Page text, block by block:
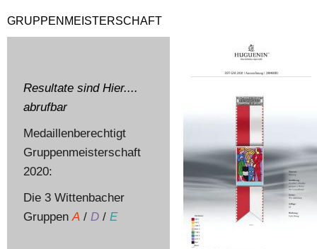
GRUPPENMEISTERSCHAFT
Resultate sind Hier....
abrufbar
Medaillenberechtigt
Gruppenmeisterschaft
2020:
Die 3 Wittenbacher
Gruppen A / D / E